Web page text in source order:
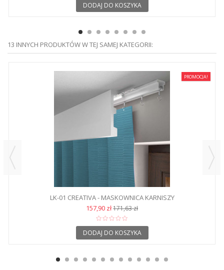
DODAJ DO KOSZYKA
13 INNYCH PRODUKTÓW W TEJ SAMEJ KATEGORII:
PROMOCJA!
LK-01 CREATIVA - MASKOWNICA KARNISZY
157,90 zł171,63 zł
DODAJ DO KOSZYKA